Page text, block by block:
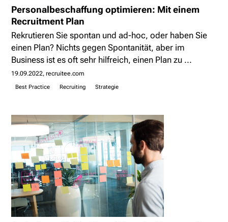
Personalbeschaffung optimieren: Mit einem
Recruitment Plan
Rekrutieren Sie spontan und ad-hoc, oder haben Sie
einen Plan? Nichts gegen Spontanität, aber im
Business ist es oft sehr hilfreich, einen Plan zu ...
19.09.2022 recruitee.com
Best Practice Recruiting Strategie